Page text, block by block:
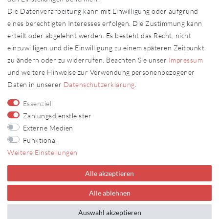
Impressum
Daten­schutz­erklärung
AGB
Kontakt
Vertrag widerrufen Kontakt
Fachhändler
Fachhändler werden
FOLLOW US
Die Datenverarbeitung kann mit Einwilligung oder aufgrund
eines berechtigten Interesses erfolgen. Die Zustimmung kann
erteilt oder abgelehnt werden. Es besteht das Recht, nicht
einzuwilligen und die Einwilligung zu einem späteren Zeitpunkt
zu ändern oder zu widerrufen. Beachten Sie unser Impressum
und weitere Hinweise zur Verwendung personenbezogener
Daten in unserer Daten­schutz­erklärung
Essenziell
Zahlungsdienstleister
Externe Medien
Funktional
Weitere Einstellungen
Alle akzeptieren
Alle ablehnen
Auswahl akzeptieren